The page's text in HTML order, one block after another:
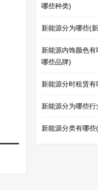
哪些种类)
新能源分为哪些(
新能源内饰颜色
哪些品牌)
新能源分时租赁
新能源分为哪些
新能源分类有哪